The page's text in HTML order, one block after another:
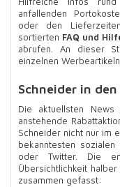
anfallenden
oder den
sortierten FAQ und
abrufen. An dieser
einzelnen
Schneider in
Die aktuellsten
anstehende
Schneider nicht nur im
bekanntesten
oder Twitter. Die
Übersichtlichkeit
zusammen gefasst: